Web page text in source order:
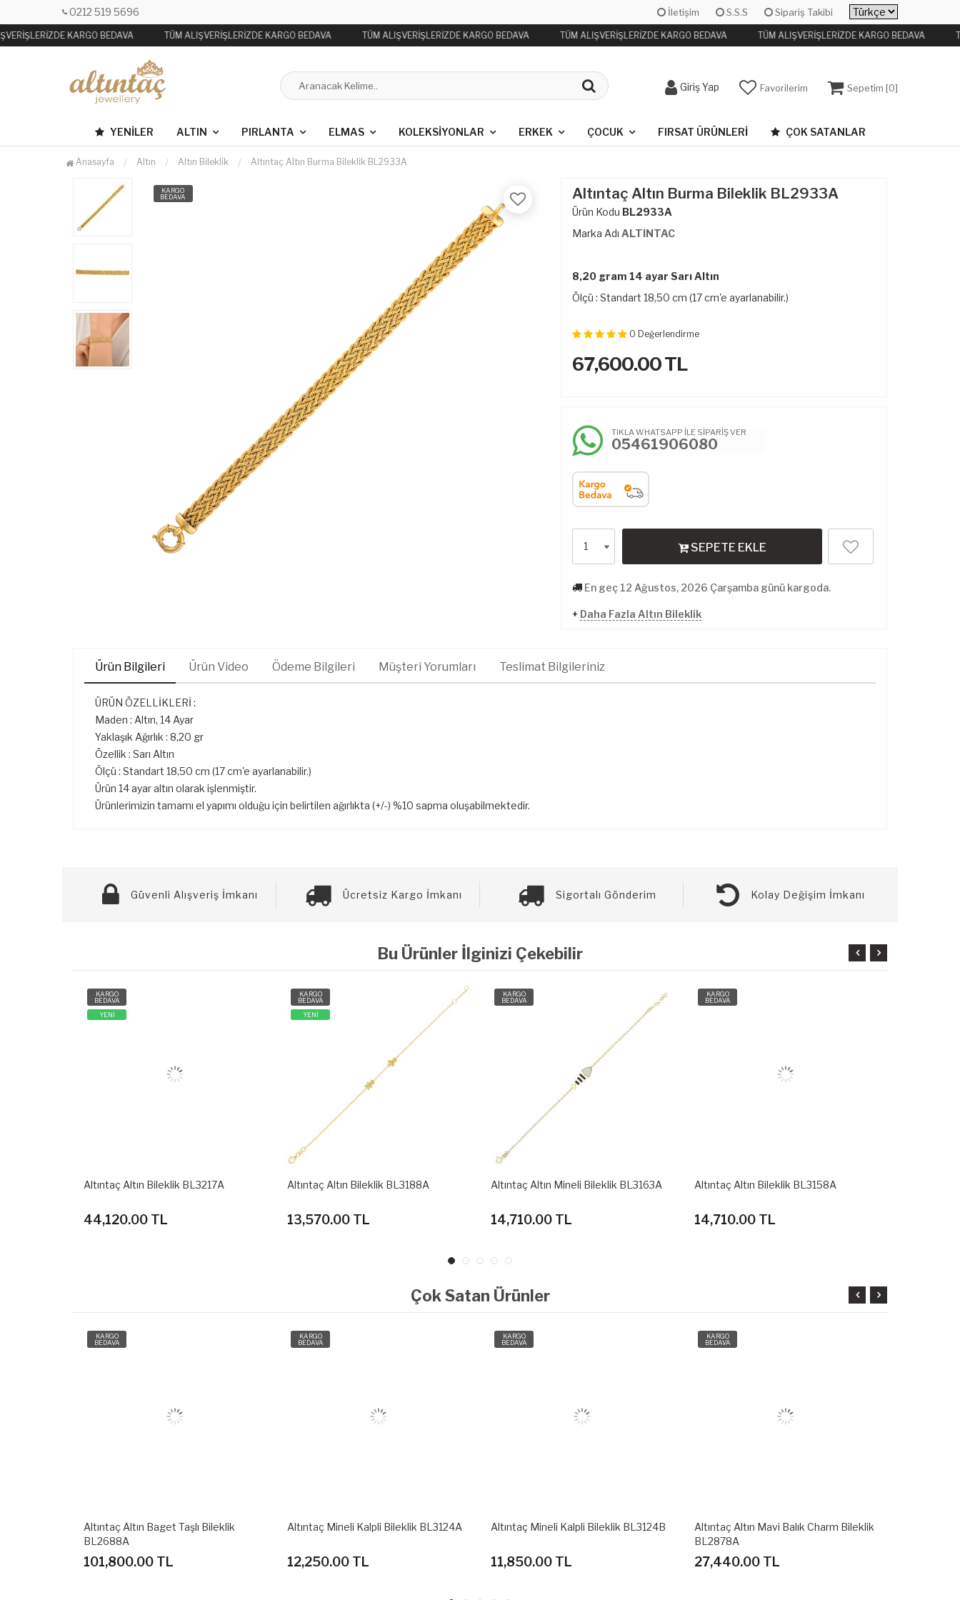
0212 519 5696 İletişim S.S.S Sipariş Takibi
KARGO BEDAVA TÜM ALIŞVERİŞLERİZDE KARGO BEDAVA TÜM ALIŞVERİŞLERİZDE KARGO BEDAVA TÜM ALIŞVERİŞLERİZDE KARGO BEDAVA TÜM ALIŞVERİŞLERİZDE KARGO BEDAVA
Giriş Yap Favorilerim Sepetim [0]
YENILER ALTIN PIRLANTA ELMAS KOLEKSIYONLAR ERKEK ÇOCUK FIRSAT ÜRÜNLERI ÇOK SATANLAR
Anasayfa Altın Altın Bileklik Altıntaç Altın Burma Bileklik BL2933A
KARGO
BEDAVA
Altıntaç Altın Burma Bileklik BL2933A
Ürün Kodu BL2933A
Marka Adı ALTINTAC
8,20 gram 14 ayar Sarı Altın
Ölçü : Standart 18,50 cm (17 cm'e ayarlanabilir.)
0 Değerlendirme
67,600.00TL
TIKLA WHATSAPP İLE SİPARİŞ VER
05461906080
SEPETE EKLE
En geç 12 Ağustos, 2026 Çarşamba günü kargoda.
+ Daha Fazla Altın Bileklik
Ürün Bilgileri Ürün Video Ödeme Bilgileri Müşteri Yorumları Teslimat Bilgileriniz
ÜRÜN ÖZELLİKLERİ :
Maden : Altın, 14 Ayar
Yaklaşık Ağırlık : 8,20 gr
Özellik : Sarı Altın
Ölçü : Standart 18,50 cm (17 cm'e ayarlanabilir.)
Ürün 14 ayar altın olarak işlenmiştir.
Ürünlerimizin tamamı el yapımı olduğu için belirtilen ağırlıkta (+/-) %10 sapma oluşabilmektedir.
Güvenli Alışveriş İmkanı Ücretsiz Kargo İmkanı Sigortalı Gönderim Kolay Değişim İmkanı
Bu Ürünler İlginizi Çekebilir
KARGO
BEDAVA
YENİ
Altıntaç Altın Bileklik BL3217A
44,120.00 TL
KARGO
BEDAVA
YENİ
Altıntaç Altın Bileklik BL3188A
13,570.00 TL
KARGO
BEDAVA
Altıntaç Altın Mineli Bileklik BL3163A
14,710.00 TL
KARGO
BEDAVA
Altıntaç Altın Bileklik BL3158A
14,710.00 TL
Çok Satan Ürünler
KARGO
BEDAVA
Altıntaç Altın Baget Taşlı Bileklik
BL2688A
101,800.00 TL
KARGO
BEDAVA
Altıntaç Mineli Kalpli Bileklik BL3124A
12,250.00 TL
KARGO
BEDAVA
Altıntaç Mineli Kalpli Bileklik BL3124B
11,850.00 TL
KARGO
BEDAVA
Altıntaç Altın Mavi Balık Charm Bileklik
BL2878A
27,440.00 TL